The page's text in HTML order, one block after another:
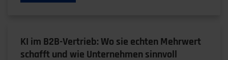
KI im B2B-Vertrieb: Wo sie echten Mehrwert
schafft und wie Unternehmen sinnvoll